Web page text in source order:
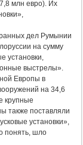
млн евро). Их
дел Румынии
на сумму
установки,
выстрелы».
Европы в
на 34,6
крупные
также поставляли
установки»,
понять, шло